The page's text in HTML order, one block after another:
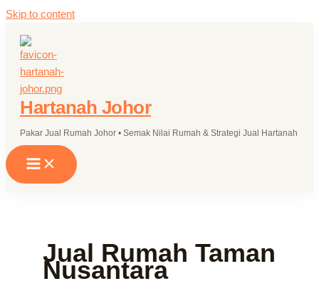
Skip to content
Hartanah Johor
Pakar Jual Rumah Johor • Semak Nilai Rumah & Strategi Jual Hartanah
Jual Rumah Taman
Nusantara